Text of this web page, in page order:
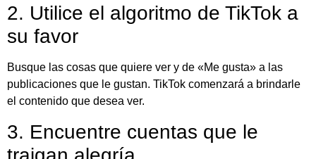
2. Utilice el algoritmo de TikTok a
su favor
Busque las cosas que quiere ver y de «Me gusta» a las
publicaciones que le gustan. TikTok comenzará a brindarle
el contenido que desea ver.
3. Encuentre cuentas que le